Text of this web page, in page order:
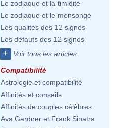
Le zodiaque et la timidité
Le zodiaque et le mensonge
Les qualités des 12 signes
Les défauts des 12 signes
+ Voir tous les articles
Compatibilité
Astrologie et compatibilité
Affinités et conseils
Affinités de couples célèbres
Ava Gardner et Frank Sinatra